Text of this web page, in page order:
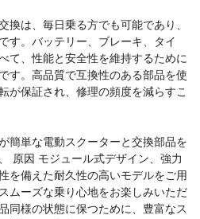
換は、毎日乗る方でも可能であり、
す。バッテリー、ブレーキ、タイ
て、性能と安全性を維持するために
す。高品質で互換性のある部品を使
が保証され、修理の頻度を減らすこ
簡単な電動スクーターと交換部品を
原因 モジュール式デザイン、強力
を備えた耐久性の高いモデルをご用
ムーズな乗り心地をお楽しみいただ
同様の状態に保つために、豊富なス